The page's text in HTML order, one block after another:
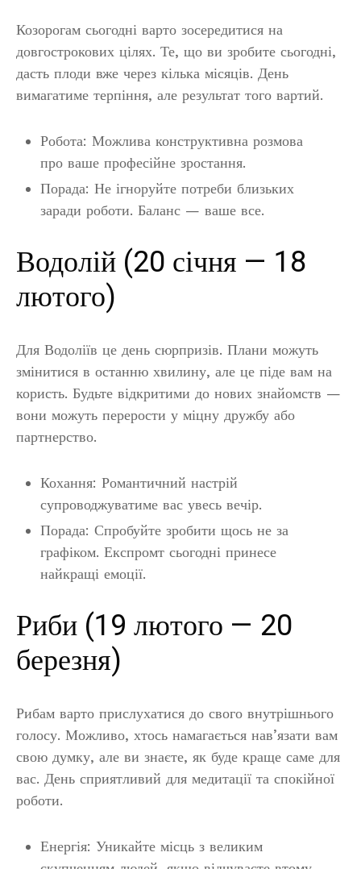
Козорогам сьогодні варто зосередитися на
довгострокових цілях. Те, що ви зробите сьогодні,
дасть плоди вже через кілька місяців. День
вимагатиме терпіння, але результат того вартий.
Робота: Можлива конструктивна розмова
про ваше професійне зростання.
Порада: Не ігноруйте потреби близьких
заради роботи. Баланс — ваше все.
Водолій (20 січня — 18
лютого)
Для Водоліїв це день сюрпризів. Плани можуть
змінитися в останню хвилину, але це піде вам на
користь. Будьте відкритими до нових знайомств —
вони можуть перерости у міцну дружбу або
партнерство.
Кохання: Романтичний настрій
супроводжуватиме вас увесь вечір.
Порада: Спробуйте зробити щось не за
графіком. Експромт сьогодні принесе
найкращі емоції.
Риби (19 лютого — 20
березня)
Рибам варто прислухатися до свого внутрішнього
голосу. Можливо, хтось намагається нав’язати вам
свою думку, але ви знаєте, як буде краще саме для
вас. День сприятливий для медитації та спокійної
роботи.
Енергія: Уникайте місць з великим